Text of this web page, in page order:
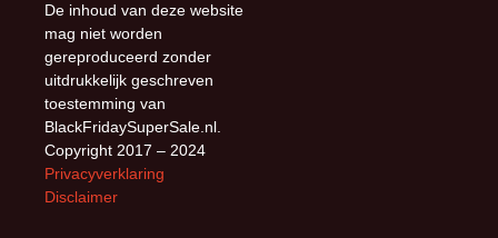
De inhoud van deze website
mag niet worden
gereproduceerd zonder
uitdrukkelijk geschreven
toestemming van
BlackFridaySuperSale.nl.
Copyright 2017 – 2024
Privacyverklaring
Disclaimer